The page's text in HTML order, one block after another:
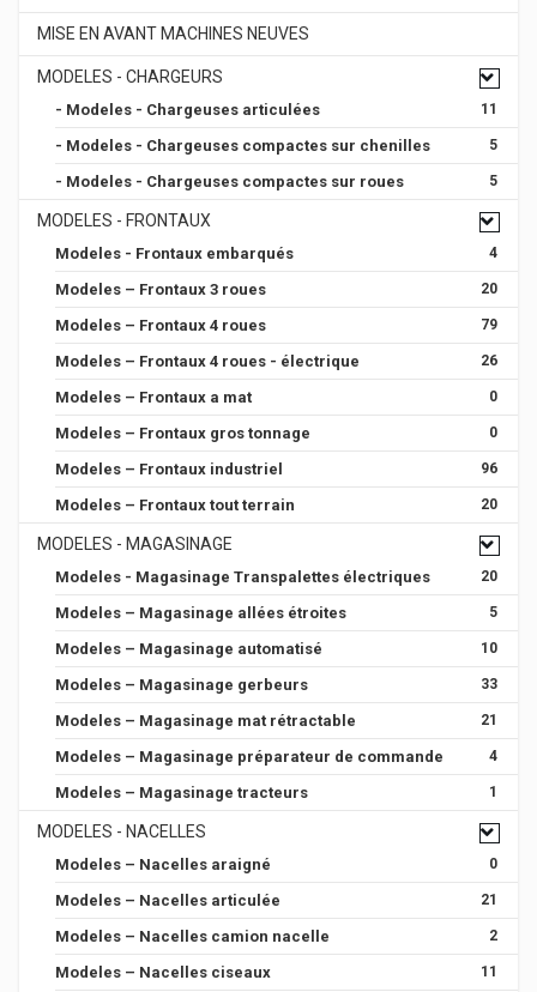
MISE EN AVANT MACHINES NEUVES
MODELES - CHARGEURS
- Modeles - Chargeuses articulées 11
- Modeles - Chargeuses compactes sur chenilles 5
- Modeles - Chargeuses compactes sur roues 5
MODELES - FRONTAUX
Modeles - Frontaux embarqués 4
Modeles – Frontaux 3 roues 20
Modeles – Frontaux 4 roues 79
Modeles – Frontaux 4 roues - électrique 26
Modeles – Frontaux a mat 0
Modeles – Frontaux gros tonnage 0
Modeles – Frontaux industriel 96
Modeles – Frontaux tout terrain 20
MODELES - MAGASINAGE
Modeles - Magasinage Transpalettes électriques 20
Modeles – Magasinage allées étroites 5
Modeles – Magasinage automatisé 10
Modeles – Magasinage gerbeurs 33
Modeles – Magasinage mat rétractable 21
Modeles – Magasinage préparateur de commande 4
Modeles – Magasinage tracteurs 1
MODELES - NACELLES
Modeles – Nacelles araigné 0
Modeles – Nacelles articulée 21
Modeles – Nacelles camion nacelle 2
Modeles – Nacelles ciseaux 11